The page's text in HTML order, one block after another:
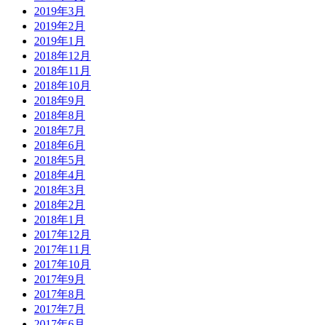
2019年3月
2019年2月
2019年1月
2018年12月
2018年11月
2018年10月
2018年9月
2018年8月
2018年7月
2018年6月
2018年5月
2018年4月
2018年3月
2018年2月
2018年1月
2017年12月
2017年11月
2017年10月
2017年9月
2017年8月
2017年7月